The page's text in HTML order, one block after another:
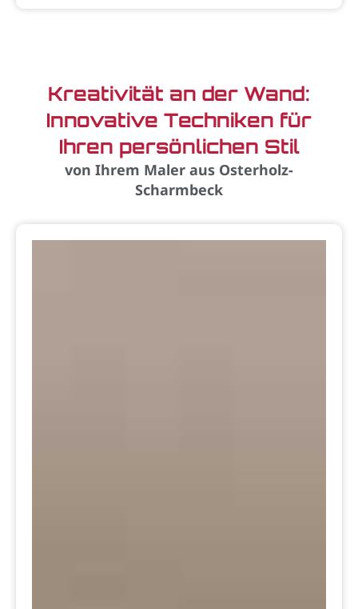
Kreativität an der Wand:
Innovative Techniken für
Ihren persönlichen Stil
von Ihrem Maler aus Osterholz-
Scharmbeck